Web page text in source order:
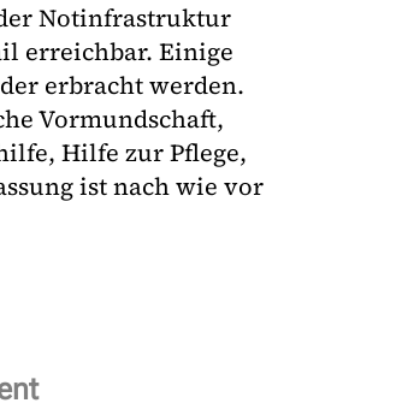
Notinfrastruktur
erreichbar. Einige
erbracht werden.
Vormundschaft,
Hilfe zur Pflege,
ist nach wie vor